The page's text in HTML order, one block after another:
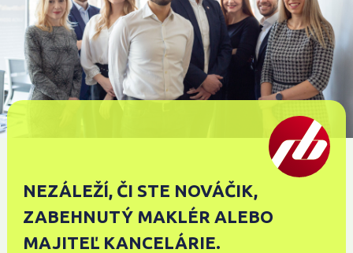
NEZÁLEŽÍ, ČI STE NOVÁČIK,
ZABEHNUTÝ MAKLÉR ALEBO
MAJITEĽ KANCELÁRIE.